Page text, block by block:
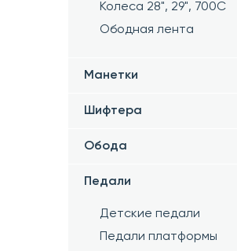
Колеса 28", 29", 700С
Ободная лента
Манетки
Шифтера
Обода
Педали
Детские педали
Педали платформы